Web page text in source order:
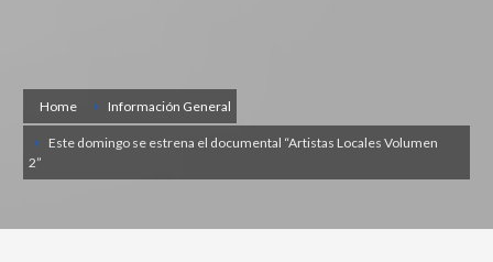
Home Información General
Este domingo se estrena el documental “Artistas Locales Volumen
2”